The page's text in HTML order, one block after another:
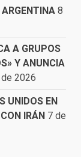
ARGENTINA 8
A GRUPOS
Y ANUNCIA
2026
UNIDOS EN
IRÁN 7 de